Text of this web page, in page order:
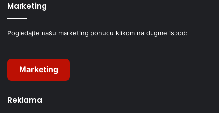
Marketing
Pogledajte našu marketing ponudu klikom na dugme ispod:
Marketing
Reklama